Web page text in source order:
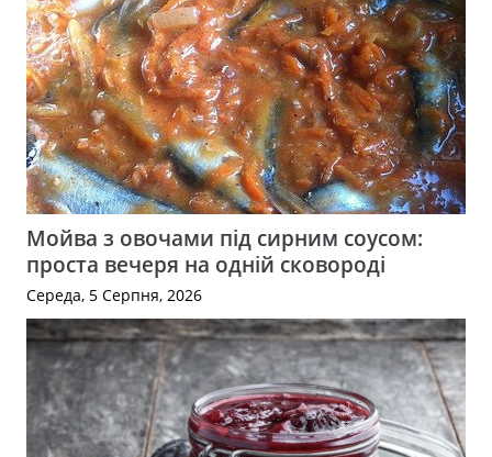
Мойва з овочами під сирним соусом:
проста вечеря на одній сковороді
Середа, 5 Серпня, 2026